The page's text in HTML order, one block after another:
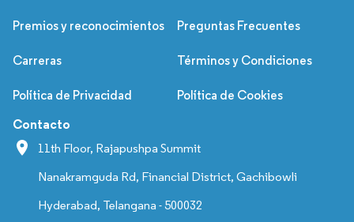
Premios y reconocimientos Preguntas Frecuentes
Carreras Términos y Condiciones
Política de Privacidad Política de Cookies
Contacto
11th Floor, Rajapushpa Summit
Nanakramguda Rd, Financial District, Gachibowli
Hyderabad, Telangana - 500032